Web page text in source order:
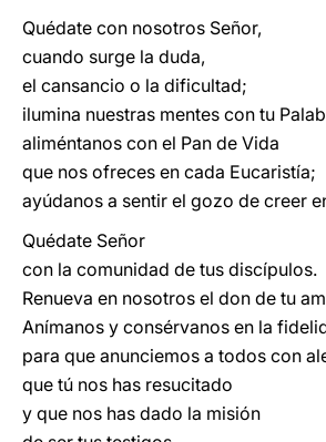
Quédate con nosotros Señor,
cuando surge la duda,
el cansancio o la dificultad;
ilumina nuestras mentes con tu
aliméntanos con el Pan de Vida
que nos ofreces en cada Eucaristía;
ayúdanos a sentir el gozo de creer
Quédate Señor
con la comunidad de tus discípulos.
Renueva en nosotros el don de tu
Anímanos y consérvanos en la
para que anunciemos a todos con
que tú nos has resucitado
y que nos has dado la misión